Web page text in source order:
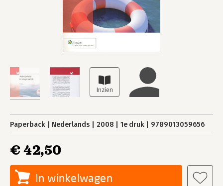
Paperback Nederlands 2008 1e druk 9789013059656
€ 42,50
In winkelwagen